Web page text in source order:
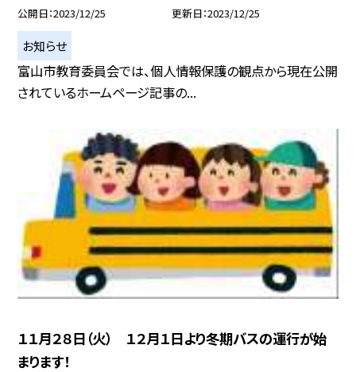
公開日 2023/12/25 更新日 2023/12/25
お知らせ
富山市教育委員会では、個人情報保護の観点から現在公開
されているホームページ記事の...
１１月２８日（火） １２月１日より冬期バスの運行が始
まります！